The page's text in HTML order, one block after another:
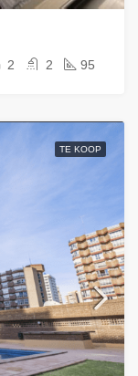
2 2 95
TE KOOP